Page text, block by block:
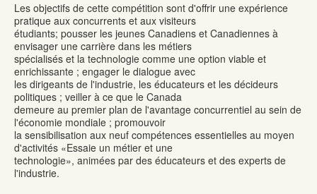
Les objectifs de cette compétition sont d'offrir une expérience
pratique aux concurrents et aux visiteurs
étudiants; pousser les jeunes Canadiens et Canadiennes à
envisager une carrière dans les métiers
spécialisés et la technologie comme une option viable et
enrichissante ; engager le dialogue avec
les dirigeants de l'industrie, les éducateurs et les décideurs
politiques ; veiller à ce que le Canada
demeure au premier plan de l'avantage concurrentiel au sein de
l'économie mondiale ; promouvoir
la sensibilisation aux neuf compétences essentielles au moyen
d'activités «Essaie un métier et une
technologie», animées par des éducateurs et des experts de
l'industrie.